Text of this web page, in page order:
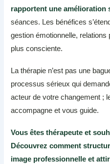
rapportent une amélioration
séances. Les bénéfices
gestion émotionnelle,
plus consciente.
La thérapie n’est pas une
processus sérieux qui
acteur de votre changement ;
accompagne et vous guide.
Vous êtes thérapeute et
Découvrez comment
image professionnelle et